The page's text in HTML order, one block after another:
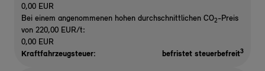
0,00 EUR
Bei einem angenommenen hohen durchschnittlichen CO2-Preis
von 220,00 EUR/t:
0,00 EUR
Kraftfahrzeugsteuer:
befristet steuerbefreit3